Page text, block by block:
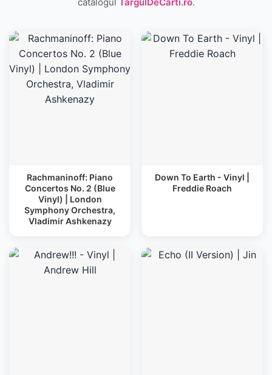
Rachmaninoff: Piano
Concertos No. 2 (Blue
Vinyl) | London
Symphony Orchestra,
Vladimir Ashkenazy
Down To Earth - Vinyl |
Freddie Roach